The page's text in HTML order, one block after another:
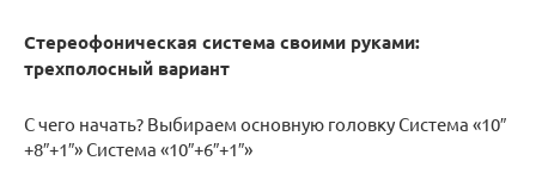
Стереофоническая система своими руками:
трехполосный вариант
С чего начать? Выбираем основную головку Система «10″
+8″+1″» Система «10″+6″+1″»